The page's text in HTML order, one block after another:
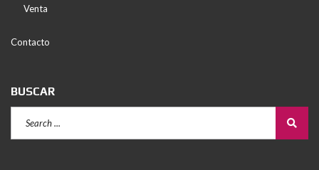
Venta
Contacto
BUSCAR